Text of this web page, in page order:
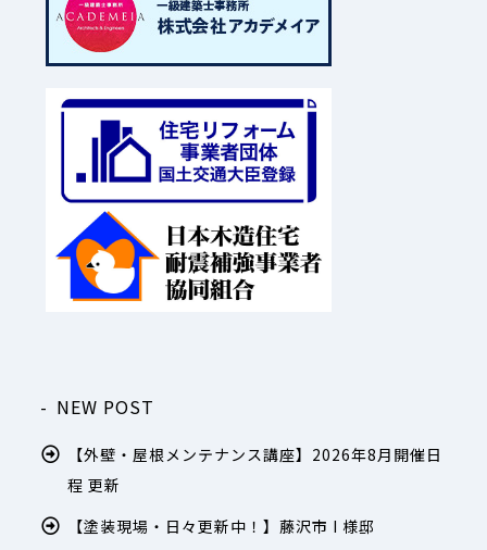
NEW POST
【外壁・屋根メンテナンス講座】2026年8月開催日
程 更新
【塗装現場・日々更新中！】藤沢市 I 様邸